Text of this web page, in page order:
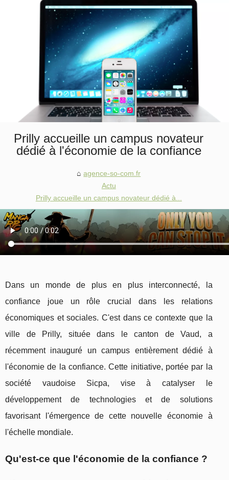
Prilly accueille un campus novateur
dédié à l'économie de la confiance
agence-so-com.fr
Actu
Prilly accueille un campus novateur dédié à...
Dans un monde de plus en plus interconnecté, la
confiance joue un rôle crucial dans les relations
économiques et sociales. C'est dans ce contexte que la
ville de Prilly, située dans le canton de Vaud, a
récemment inauguré un campus entièrement dédié à
l'économie de la confiance. Cette initiative, portée par la
société vaudoise Sicpa, vise à catalyser le
développement de technologies et de solutions
favorisant l'émergence de cette nouvelle économie à
l'échelle mondiale.
Qu'est-ce que l'économie de la confiance ?